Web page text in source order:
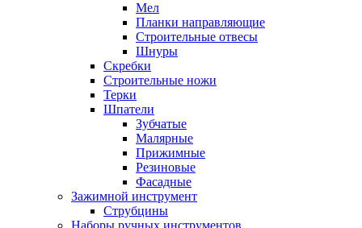
Мел
Планки направляющие
Строительные отвесы
Шнуры
Скребки
Строительные ножи
Терки
Шпатели
Зубчатые
Малярные
Прижимные
Резиновые
Фасадные
Зажимной инструмент
Струбцины
Наборы ручных инструментов